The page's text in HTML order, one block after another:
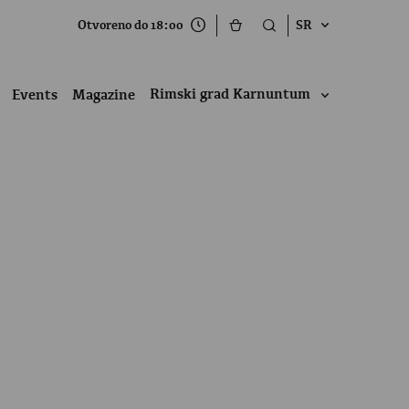
Otvoreno do 18:00 SR
Events Magazine Rimski grad Karnuntum